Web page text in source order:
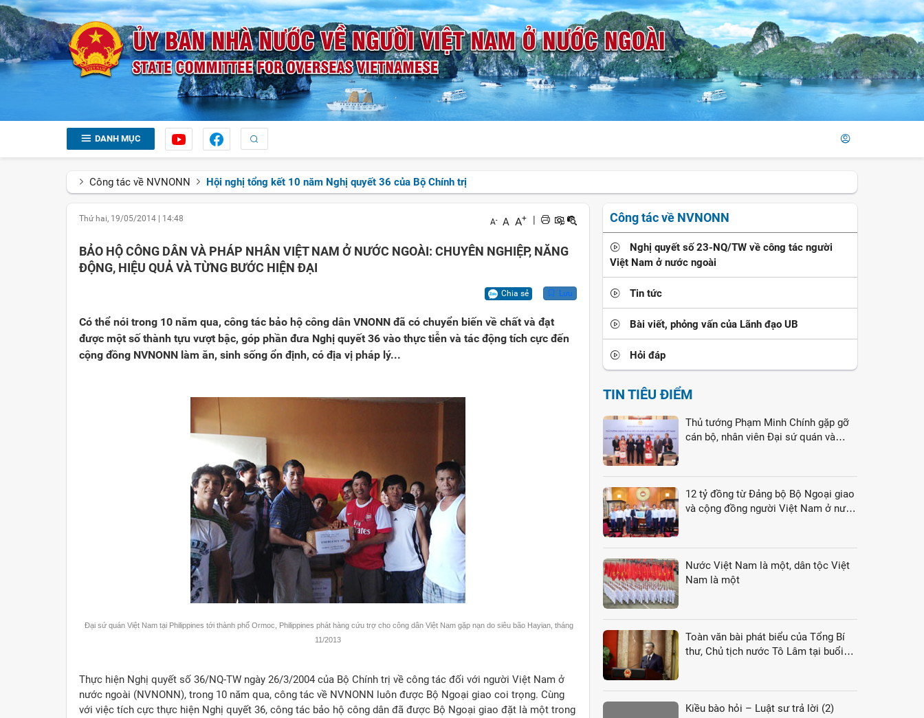
DANH MỤC
Công tác về NVNONN Hội nghị tổng kết 10 năm Nghị quyết 36 của Bộ Chính trị
Thứ hai, 19/05/2014 14:48 A- A A+ |
BẢO HỘ CÔNG DÂN VÀ PHÁP NHÂN VIỆT NAM Ở NƯỚC NGOÀI: CHUYÊN NGHIỆP, NĂNG
ĐỘNG, HIỆU QUẢ VÀ TỪNG BƯỚC HIỆN ĐẠI
Chia sẻ Lưu
Có thể nói trong 10 năm qua, công tác bảo hộ công dân VNONN đã có chuyển biến về chất và đạt
được một số thành tựu vượt bậc, góp phần đưa Nghị quyết 36 vào thực tiễn và tác động tích cực đến
cộng đồng NVNONN làm ăn, sinh sống ổn định, có địa vị pháp lý...
Đại sứ quán Việt Nam tại Philippines tới thành phố Ormoc, Philippines phát hàng cứu trợ cho công dân Việt Nam gặp nạn do siêu bão Hayian, tháng
11/2013
Thực hiện Nghị quyết số 36/NQ-TW ngày 26/3/2004 của Bộ Chính trị về công tác đối với người Việt Nam ở
nước ngoài (NVNONN), trong 10 năm qua, công tác về NVNONN luôn được Bộ Ngoại giao coi trọng. Cùng
với việc tích cực thực hiện Nghị quyết 36, công tác bảo hộ công dân đã được Bộ Ngoại giao đặt là một trong
Công tác về NVNONN
Nghị quyết số 23-NQ/TW về công tác người
Việt Nam ở nước ngoài
Tin tức
Bài viết, phỏng vấn của Lãnh đạo UB
Hỏi đáp
TIN TIÊU ĐIỂM
Thủ tướng Phạm Minh Chính gặp gỡ
cán bộ, nhân viên Đại sứ quán và
12 tỷ đồng từ Đảng bộ Bộ Ngoại giao
và cộng đồng người Việt Nam ở nước
Nước Việt Nam là một, dân tộc Việt
Nam là một
Toàn văn bài phát biểu của Tổng Bí
thư, Chủ tịch nước Tô Lâm tại buổi
Kiều bào hỏi – Luật sư trả lời (2)